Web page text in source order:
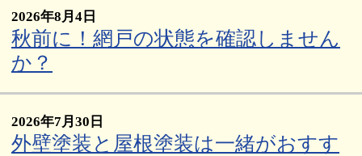
2026年8月4日
秋前に！網戸の状態を確認しません
か？
2026年7月30日
外壁塗装と屋根塗装は一緒がおすす